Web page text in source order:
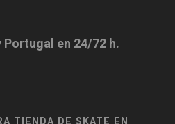
Portugal en 24/72 h.
TIENDA DE SKATE EN